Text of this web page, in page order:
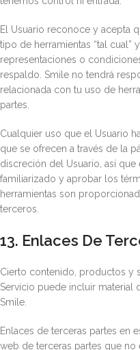
El Usuario reconoce y acepta
tipo de herramientas “tal cual”
representaciones o
respaldo. Smile no tendrá
relacionada con tu uso de
partes.
Cualquier uso que el Usuario
que se ofrecen a través de la
discreción del Usuario, así
familiarizado y aprobar los
herramientas son
terceros.
13. Enlaces De
Cierto contenido, productos y
Servicio puede incluir material
Smile.
Enlaces de terceras partes en
web de terceras partes que no